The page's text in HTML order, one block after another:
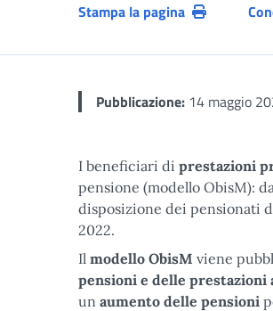
Stampa la pagina
Pubblicazione: 14 maggio
I beneficiari di prestazioni
pensione (modello ObisM):
disposizione dei pensionati
2022.
Il modello ObisM viene
pensioni e delle prestazioni
un aumento delle pensioni